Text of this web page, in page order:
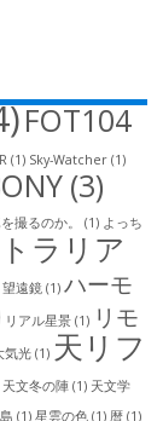
FOT104
(1) Sky-Watcher (1)
(3)
撮るのか。 (1) よっち
ラリア
遠鏡 (1) ハーモ
リアル星景 (1) リモ
気光 (1) 天リフ
天文冬の陣 (1) 天文学
(1) 星雲の色 (1) 暦 (1)